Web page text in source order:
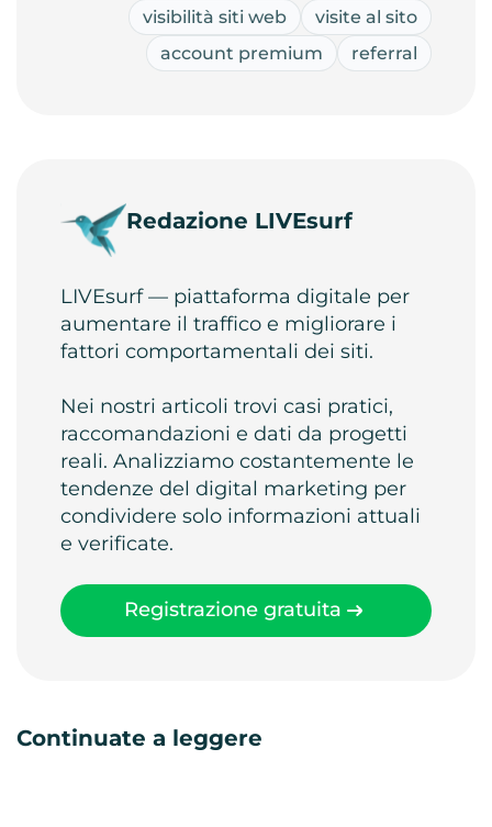
visibilità siti web
visite al sito
account premium
referral
Redazione LIVEsurf
LIVEsurf — piattaforma digitale per
aumentare il traffico e migliorare i
fattori comportamentali dei siti.
Nei nostri articoli trovi casi pratici,
raccomandazioni e dati da progetti
reali. Analizziamo costantemente le
tendenze del digital marketing per
condividere solo informazioni attuali
e verificate.
Registrazione gratuita
Continuate a leggere